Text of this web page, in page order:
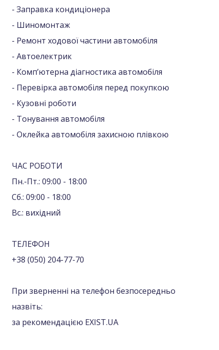
- Заправка кондиціонера
- Шиномонтаж
- Ремонт ходової частини автомобіля
- Автоелектрик
- Комп’ютерна діагностика автомобіля
- Перевірка автомобіля перед покупкою
- Кузовні роботи
- Тонування автомобіля
- Оклейка автомобіля захисною плівкою
ЧАС РОБОТИ
Пн.-Пт.: 09:00 - 18:00
Сб.: 09:00 - 18:00
Вс.: вихідний
ТЕЛЕФОН
+38 (050) 204-77-70
При зверненні на телефон безпосередньо
назвіть:
за рекомендацією EXIST.UA